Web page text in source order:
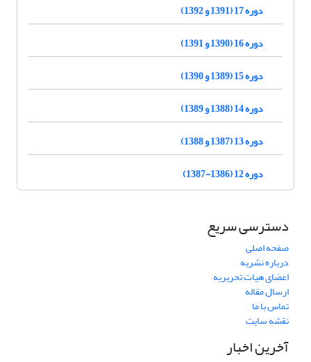
دوره 17 (1391 و 1392)
دوره 16 (1390 و 1391)
دوره 15 (1389 و 1390)
دوره 14 (1388 و 1389)
دوره 13 (1387 و 1388)
دوره 12 (1386-1387)
دسترسی سریع
صفحه اصلی
درباره نشریه
اعضای هیات تحریریه
ارسال مقاله
تماس با ما
نقشه سایت
آخرین اخبار